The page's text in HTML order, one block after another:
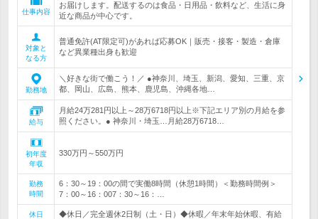
仕事内容
お届けします。配送するのは食品・日用品・飲料など、生活に身
近な商品が中心です。
対象と
なる方
普通免許(AT限定可)があれば応募OK｜販売・接客・製造・倉庫
など異業種出身も歓迎
勤務地
＼好きな街で働こう！／ ●神奈川、埼玉、新潟、愛知、三重、京
都、岡山、広島、熊本、鹿児島、沖縄各地…
給与
月給24万281円以上～28万6718円以上※下記エリア別の月給を参
照ください。● 神奈川・埼玉…月給28万6718…
初年度
年収
330万円～550万円
勤務
時間
6：30～19：00の間で実働8時間（休憩1時間）＜勤務時間例＞
7：00～16：007：30～16：…
休日
◆休日／完全週休2日制（土・日）◆休暇／年末年始休暇、有給